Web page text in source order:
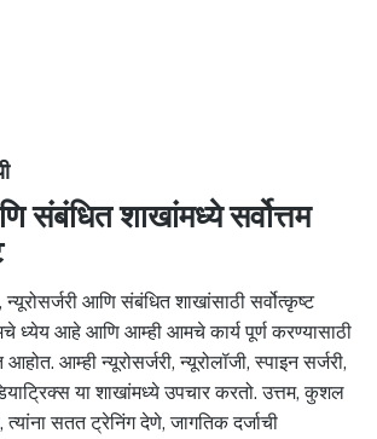
संबंधित शाखांमध्ये सर्वोत्तम
न्यूरोसर्जरी आणि संबंधित शाखांसाठी सर्वोत्कृष्ट
ध्येय आहे आणि आम्ही आमचे कार्य पूर्ण करण्यासाठी
आम्ही न्यूरोसर्जरी, न्यूरोलॉजी, स्पाइन सर्जरी,
या शाखांमध्ये उपचार करतो. उत्तम, कुशल
सतत ट्रेनिंग देणे, जागतिक दर्जाची